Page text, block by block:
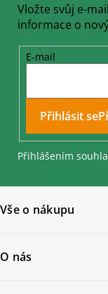
Vložte svůj e-
informace o
E-mail
Přihlášením
Vše o nákupu
O nás